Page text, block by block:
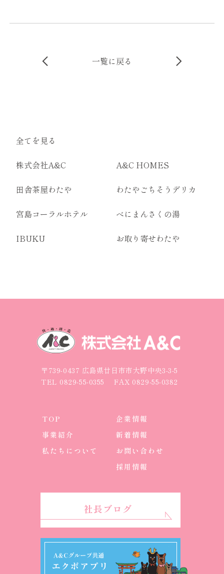
一覧に戻る
全てを見る
株式会社A&C A&C HOMES
田舎茶屋わたや わたやごちそうデリカ
宮島コーラルホテル べにまんさくの湯
IBUKU お取り寄せわたや
〒739-0437 広島県廿日市市大野中央3-3-5
TEL 0829-55-0355 FAX 0829-55-0382
TOP
事業紹介
私たちについて
企業情報
新着情報
お問い合わせ
採用情報
社長ブログ